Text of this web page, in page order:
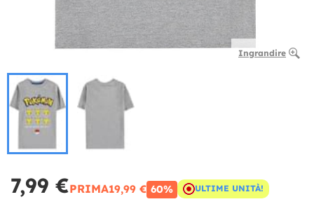
Ingrandire
7,99 €PRIMA19,99 € 60% ULTIME UNITÀ!